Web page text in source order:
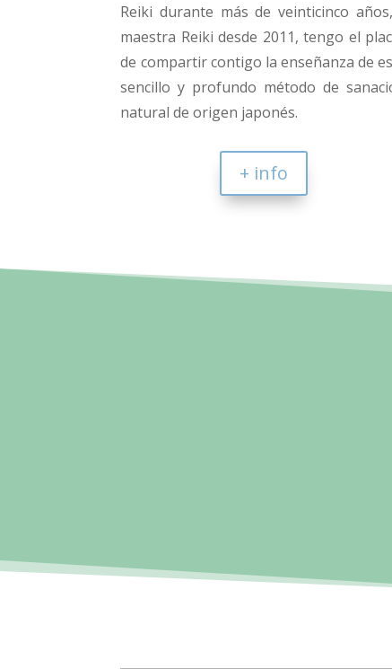
Reiki durante más de veinticinco
maestra Reiki desde 2011, tengo el
de compartir contigo la enseñanza de
sencillo y profundo método de
natural de origen japonés.
+ info